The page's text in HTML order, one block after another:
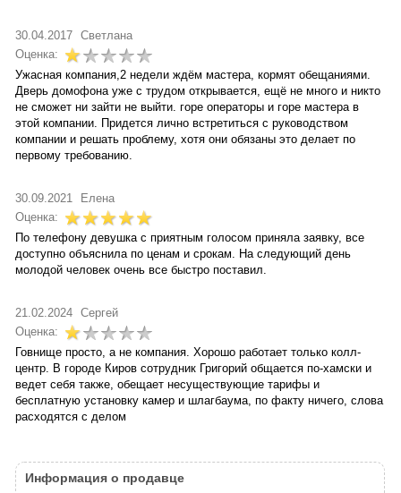
30.04.2017 Светлана
Оценка:
Ужасная компания,2 недели ждём мастера, кормят обещаниями.
Дверь домофона уже с трудом открывается, ещё не много и никто
не сможет ни зайти не выйти. горе операторы и горе мастера в
этой компании. Придется лично встретиться с руководством
компании и решать проблему, хотя они обязаны это делает по
первому требованию.
30.09.2021
Елена
Оценка:
По телефону девушка с приятным голосом приняла заявку, все
доступно объяснила по ценам и срокам. На следующий день
молодой человек очень все быстро поставил.
21.02.2024 Сергей
Оценка:
Говнище просто, а не компания. Хорошо работает только колл-
центр. В городе Киров сотрудник Григорий общается по-хамски и
ведет себя также, обещает несуществующие тарифы и
бесплатную установку камер и шлагбаума, по факту ничего, слова
расходятся с делом
Информация о продавце